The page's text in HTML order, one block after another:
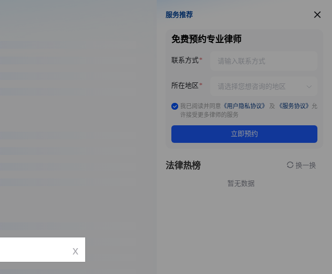
服务推荐
服务推荐
免费预约专业律师
联系方式
所在地区
我已阅读并同意 《用户隐私协议》 及 《服务协议》 允
许接受更多律师的服务
立即预约
法律热榜 换一换
暂无数据
x